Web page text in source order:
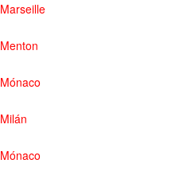
Marseille
Menton
Mónaco
Milán
Mónaco